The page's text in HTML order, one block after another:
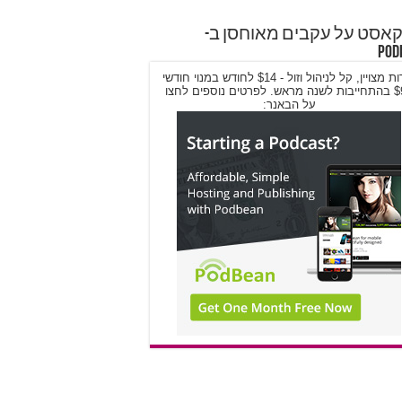
על עקבים מאוחסן ב-
שירות מצויין, קל לניהול וזול - $14 לחודש במנוי חודשי
/ $9 בהתחייבות לשנה מראש. לפרטים נוספים לחצו
על הבאנר: